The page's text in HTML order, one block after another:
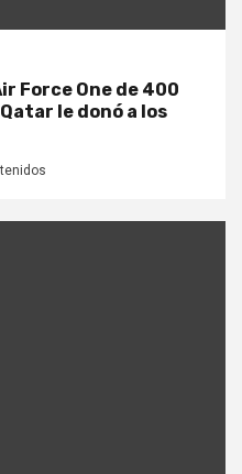
Force One de 400
le donó a los